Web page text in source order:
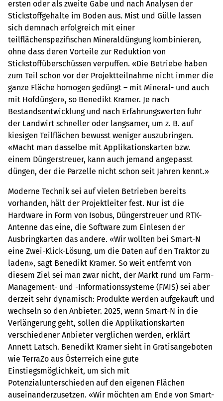
ersten oder als zweite Gabe und nach Analysen der
Stickstoffgehalte im Boden aus. Mist und Gülle lassen
sich demnach erfolgreich mit einer
teilflächenspezifischen Mineraldüngung kombinieren,
ohne dass deren Vorteile zur Reduktion von
Stickstoffüberschüssen verpuffen. «Die Betriebe haben
zum Teil schon vor der Projektteilnahme nicht immer die
ganze Fläche homogen gedüngt – mit Mineral- und auch
mit Hofdünger», so Benedikt Kramer. Je nach
Bestandsentwicklung und nach Erfahrungswerten fuhr
der Landwirt schneller oder langsamer, um z. B. auf
kiesigen Teilflächen bewusst weniger auszubringen.
«Macht man dasselbe mit Applikationskarten bzw.
einem Düngerstreuer, kann auch jemand angepasst
düngen, der die Parzelle nicht schon seit Jahren kennt.»
Moderne Technik sei auf vielen Betrieben bereits
vorhanden, hält der Projektleiter fest. Nur ist die
Hardware in Form von Isobus, Düngerstreuer und RTK-
Antenne das eine, die Software zum Einlesen der
Ausbringkarten das andere. «Wir wollten bei Smart-N
eine Zwei-Klick-Lösung, um die Daten auf den Traktor zu
laden», sagt Benedikt Kramer. So weit entfernt von
diesem Ziel sei man zwar nicht, der Markt rund um Farm-
Management- und -Informationssysteme (FMIS) sei aber
derzeit sehr dynamisch: Produkte werden aufgekauft und
wechseln so den Anbieter. 2025, wenn Smart-N in die
Verlängerung geht, sollen die Applikationskarten
verschiedener Anbieter verglichen werden, erklärt
Annett Latsch. Benedikt Kramer sieht in Gratisangeboten
wie TerraZo aus Österreich eine gute
Einstiegsmöglichkeit, um sich mit
Potenzialunterschieden auf den eigenen Flächen
auseinanderzusetzen. «Wir möchten am Ende von Smart-